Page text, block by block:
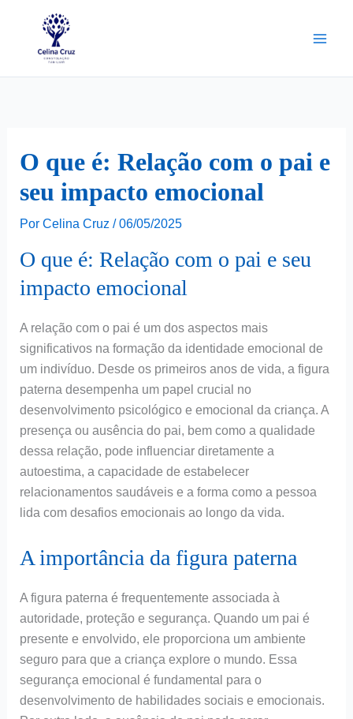
O que é: Relação com o pai e
seu impacto emocional
Por Celina Cruz / 06/05/2025
O que é: Relação com o pai e seu
impacto emocional
A relação com o pai é um dos aspectos mais
significativos na formação da identidade emocional de
um indivíduo. Desde os primeiros anos de vida, a figura
paterna desempenha um papel crucial no
desenvolvimento psicológico e emocional da criança. A
presença ou ausência do pai, bem como a qualidade
dessa relação, pode influenciar diretamente a
autoestima, a capacidade de estabelecer
relacionamentos saudáveis e a forma como a pessoa
lida com desafios emocionais ao longo da vida.
A importância da figura paterna
A figura paterna é frequentemente associada à
autoridade, proteção e segurança. Quando um pai é
presente e envolvido, ele proporciona um ambiente
seguro para que a criança explore o mundo. Essa
segurança emocional é fundamental para o
desenvolvimento de habilidades sociais e emocionais.